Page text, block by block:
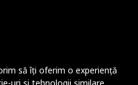
să îți oferim o experiență
Micsoreaza